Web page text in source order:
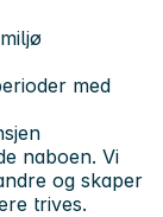
med
naboen. Vi
og skaper
trives.